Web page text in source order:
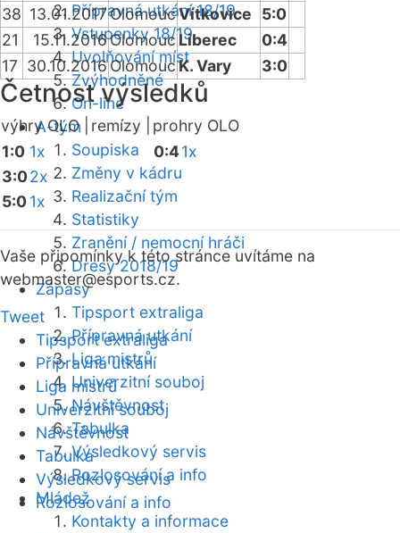
Přípravná utkání 18/19
Vstupenky 18/19
Uvolňování míst
Zvýhodněné
On-line
A-tým
Soupiska
Změny v kádru
Realizační tým
Statistiky
Zranění / nemocní hráči
Dresy 2018/19
Zápasy
Tipsport extraliga
Přípravná utkání
Liga mistrů
Univerzitní souboj
Návštěvnost
Tabulka
Výsledkový servis
Rozlosování a info
Mládež
Kontakty a informace
38 13.01.2017OlomoucVítkovice
5:0
21
15.11.2016Olomouc Liberec
0:4
17 30.10.2016OlomoucK. Vary 3:0
Četnost výsledků
výhry OLO | remízy |
prohry OLO
1:0 1x
3:02x
5:01x
0:41x
Vaše připomínky k této stránce uvítáme na
webmaster@esports.cz.
Tweet
Tipsport extraliga
Přípravná utkání
Liga mistrů
Univerzitní souboj
Návštěvnost
Tabulka
Výsledkový servis
Rozlosování a info